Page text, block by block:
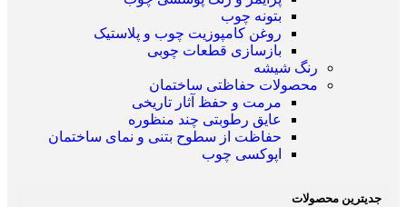
بتونه چوب
روغن کامپوزیت چوب و پلاستیک
بازسازی قطعات چوبی
رنگ شیشه
محصولات حفاظتی ساختمان
مرمت و حفظ آثار تاریخی
عایق رطوبتی چند منظوره
حفاظت از سطوح بتنی و نمای ساختمان
اپوکسی چوب
جدیترین محصولات